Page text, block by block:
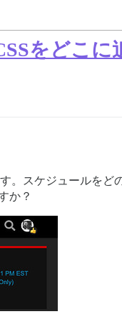
をどこ
。スケジュールをど
か？